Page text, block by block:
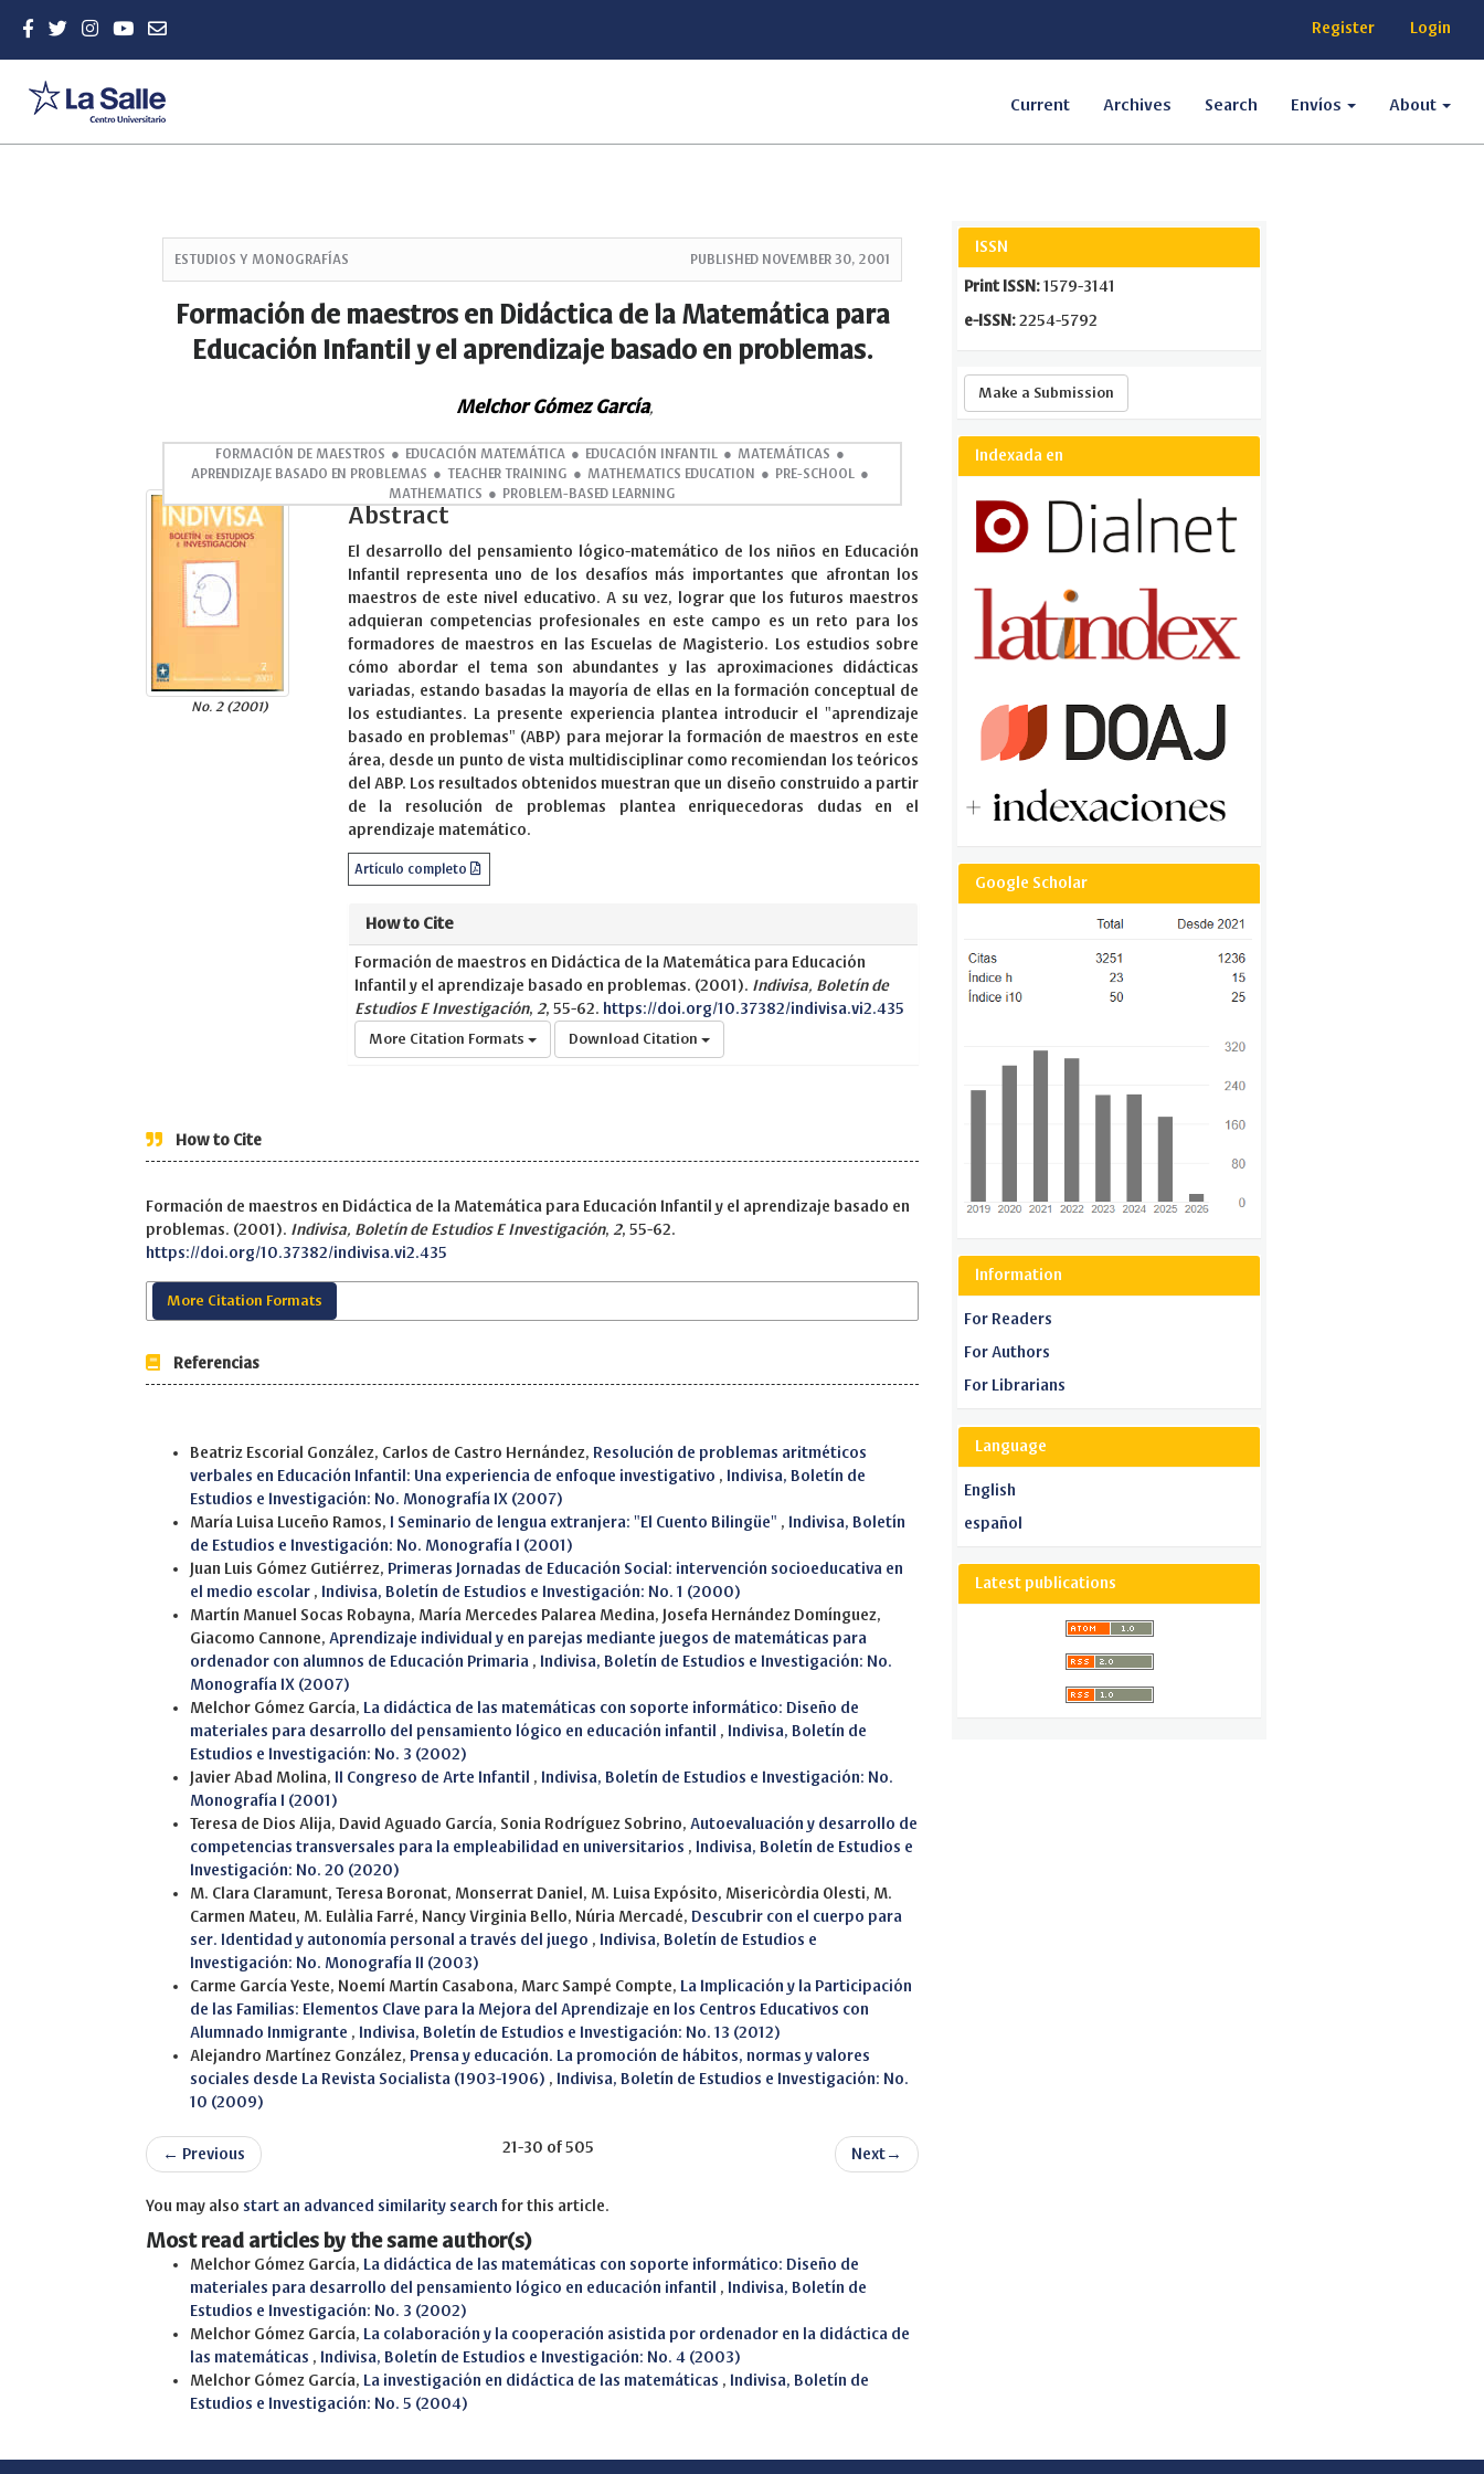
Register Login
Current Archives Search Envíos About
ESTUDIOS Y MONOGRAFÍAS PUBLISHED NOVEMBER 30, 2001
Formación de maestros en Didáctica de la Matemática para
Educación Infantil y el aprendizaje basado en problemas.
Melchor Gómez García,
FORMACIÓN DE MAESTROS EDUCACIÓN MATEMÁTICA EDUCACIÓN INFANTIL
MATEMÁTICAS
APRENDIZAJE BASADO EN PROBLEMAS
TEACHER TRAINING MATHEMATICS EDUCATION
PRE-SCHOOL
MATHEMATICS
PROBLEM-BASED LEARNING
No. 2 (2001)
Abstract
El desarrollo del pensamiento lógico-matemático de los niños en Educación
Infantil representa uno de los desafíos más importantes que afrontan los
maestros de este nivel educativo. A su vez, lograr que los futuros maestros
adquieran competencias profesionales en este campo es un reto para los
formadores de maestros en las Escuelas de Magisterio. Los estudios sobre
cómo abordar el tema son abundantes y las aproximaciones didácticas
variadas, estando basadas la mayoría de ellas en la formación conceptual de
los estudiantes. La presente experiencia plantea introducir el "aprendizaje
basado en problemas" (ABP) para mejorar la formación de maestros en este
área, desde un punto de vista multidisciplinar como recomiendan los teóricos
del ABP. Los resultados obtenidos muestran que un diseño construido a partir
de la resolución de problemas plantea enriquecedoras dudas en el
aprendizaje matemático.
Artículo completo
How to Cite
Formación de maestros en Didáctica de la Matemática para Educación
Infantil y el aprendizaje basado en problemas. (2001). Indivisa, Boletín de
Estudios E Investigación, 2, 55-62. https://doi.org/10.37382/indivisa.vi2.435
More Citation Formats Download Citation
How to Cite
Formación de maestros en Didáctica de la Matemática para Educación Infantil y el aprendizaje basado en
problemas. (2001). Indivisa, Boletín de Estudios E Investigación, 2, 55-62.
https://doi.org/10.37382/indivisa.vi2.435
More Citation Formats
Referencias
Beatriz Escorial González, Carlos de Castro Hernández, Resolución de problemas aritméticos
verbales en Educación Infantil: Una experiencia de enfoque investigativo , Indivisa, Boletín de
Estudios e Investigación: No. Monografía IX (2007)
María Luisa Luceño Ramos,
I Seminario de lengua extranjera: "El Cuento Bilingüe" , Indivisa, Boletín
de Estudios e Investigación: No. Monografía I (2001)
Juan Luis Gómez Gutiérrez, Primeras Jornadas de Educación Social: intervención socioeducativa en
el medio escolar , Indivisa, Boletín de Estudios e Investigación: No. 1 (2000)
Martín Manuel Socas Robayna, María Mercedes Palarea Medina, Josefa Hernández Domínguez,
Giacomo Cannone, Aprendizaje individual y en parejas mediante juegos de matemáticas para
ordenador con alumnos de Educación Primaria , Indivisa, Boletín de Estudios e Investigación: No.
Monografía IX (2007)
Melchor Gómez García, La didáctica de las matemáticas con soporte informático: Diseño de
materiales para desarrollo del pensamiento lógico en educación infantil , Indivisa, Boletín de
Estudios e Investigación: No. 3 (2002)
Javier Abad Molina,
II Congreso de Arte Infantil , Indivisa, Boletín de Estudios e Investigación: No.
Monografía I (2001)
Teresa de Dios Alija, David Aguado García, Sonia Rodríguez Sobrino, Autoevaluación y desarrollo de
competencias transversales para la empleabilidad en universitarios , Indivisa, Boletín de Estudios e
Investigación: No. 20 (2020)
M. Clara Claramunt, Teresa Boronat, Monserrat Daniel, M. Luisa Expósito, Misericòrdia Olesti, M.
Carmen Mateu, M. Eulàlia Farré, Nancy Virginia Bello, Núria Mercadé, Descubrir con el cuerpo para
ser. Identidad y autonomía personal a través del juego , Indivisa, Boletín de Estudios e
Investigación: No. Monografía II (2003)
Carme García Yeste, Noemí Martín Casabona, Marc Sampé Compte, La Implicación y la Participación
de las Familias: Elementos Clave para la Mejora del Aprendizaje en los Centros Educativos con
Alumnado Inmigrante , Indivisa, Boletín de Estudios e Investigación: No. 13 (2012)
Alejandro Martínez González, Prensa y educación. La promoción de hábitos, normas y valores
sociales desde La Revista Socialista (1903-1906) , Indivisa, Boletín de Estudios e Investigación: No.
10 (2009)
← Previous 21-30 of 505 Next →
You may also start an advanced similarity search for this article.
Most read articles by the same author(s)
Melchor Gómez García, La didáctica de las matemáticas con soporte informático: Diseño de
materiales para desarrollo del pensamiento lógico en educación infantil , Indivisa, Boletín de
Estudios e Investigación: No. 3 (2002)
Melchor Gómez García, La colaboración y la cooperación asistida por ordenador en la didáctica de
las matemáticas , Indivisa, Boletín de Estudios e Investigación: No. 4 (2003)
Melchor Gómez García, La investigación en didáctica de las matemáticas , Indivisa, Boletín de
Estudios e Investigación: No. 5 (2004)
ISSN
Print ISSN: 1579-3141
e-ISSN: 2254-5792
Make
a
Make a Submission
Indexada en
Google Scholar
Information
For Readers
For Authors
For Librarians
Language
English
español
Latest publications